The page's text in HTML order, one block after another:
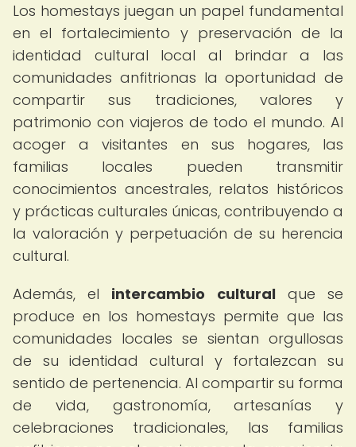
Los homestays juegan un papel fundamental
en el fortalecimiento y preservación de la
identidad cultural local al brindar a las
comunidades anfitrionas la oportunidad de
compartir sus tradiciones, valores y
patrimonio con viajeros de todo el mundo. Al
acoger a visitantes en sus hogares, las
familias locales pueden transmitir
conocimientos ancestrales, relatos históricos
y prácticas culturales únicas, contribuyendo a
la valoración y perpetuación de su herencia
cultural.
Además, el intercambio culturalque se
produce en los homestays permite que las
comunidades locales se sientan orgullosas
de su identidad cultural y fortalezcan su
sentido de pertenencia. Al compartir su forma
de vida, gastronomía, artesanías y
celebraciones tradicionales, las familias